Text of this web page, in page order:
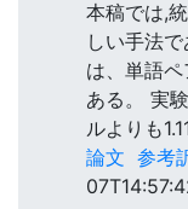
本稿では,
しい手法
は、単語
ある。 実
ルよりも
論文 参考